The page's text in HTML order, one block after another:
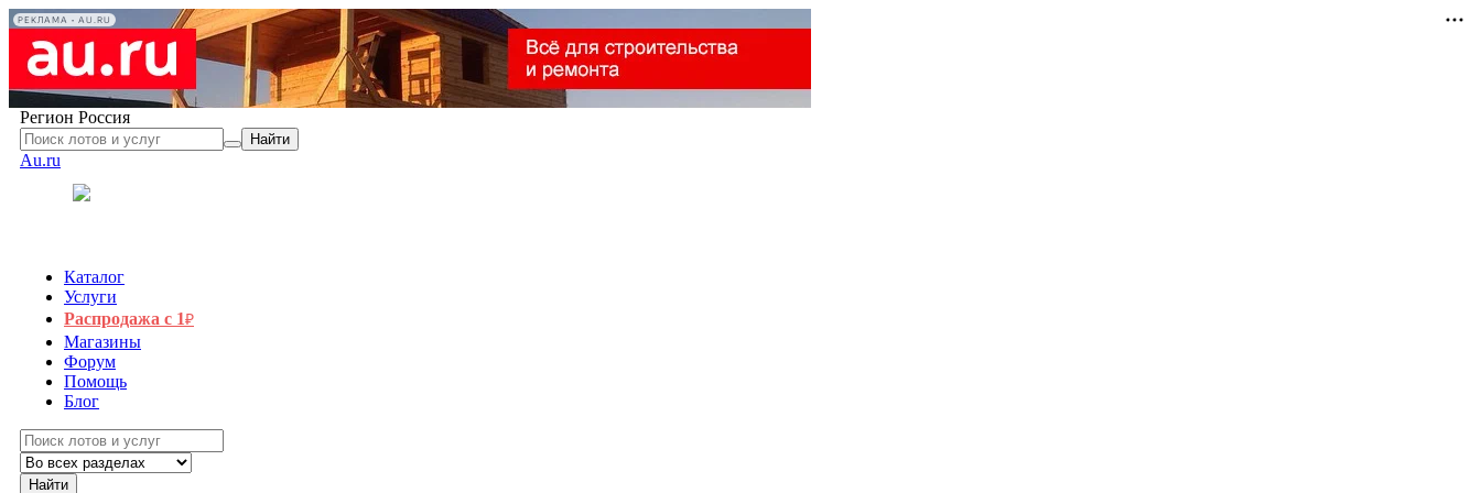
РЕКЛАМА • AU.RU
Регион Россия
Найти
Au.ru
Каталог
Услуги
Распродажа с 1₽
Магазины
Форум
Помощь
Блог
Найти